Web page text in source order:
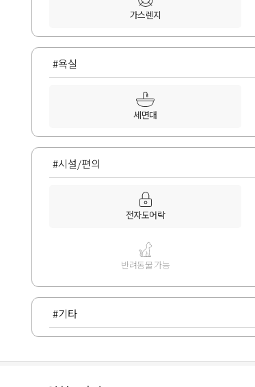
가스렌지
#욕실
세면대
#시설/편의
전자도어락
반려동물 가능
#기타